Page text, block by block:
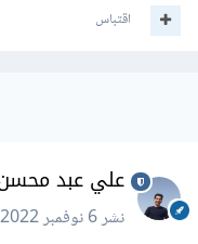
اقتباس
علي عبد محسن
نشر6 نوفمبر 2022